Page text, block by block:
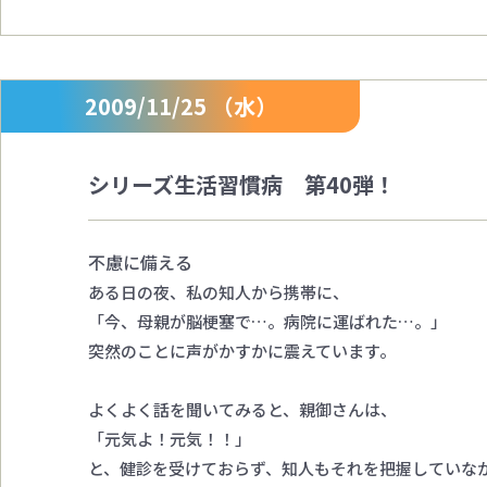
2009/11/25 （水）
シリーズ生活習慣病 第40弾！
不慮に備える
ある日の夜、私の知人から携帯に、
「今、母親が脳梗塞で…。病院に運ばれた…。」
突然のことに声がかすかに震えています。
よくよく話を聞いてみると、親御さんは、
「元気よ！元気！！」
と、健診を受けておらず、知人もそれを把握していな